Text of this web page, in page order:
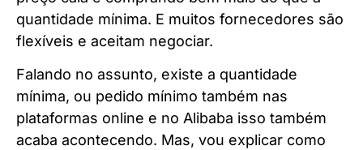
quantidade mínima. E muitos fornecedores são
flexíveis e aceitam negociar.
Falando no assunto, existe a quantidade
mínima, ou pedido mínimo também nas
plataformas online e no Alibaba isso também
acaba acontecendo. Mas, vou explicar como